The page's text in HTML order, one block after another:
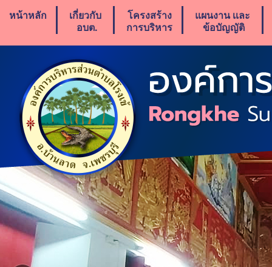
หน้าหลัก
เกี่ยวกับ
อบต.
โครงสร้าง
การบริหาร
แผนงาน เเละ
ข้อบัญญัติ